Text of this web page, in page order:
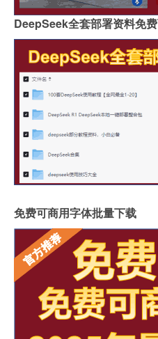
DeepSeek全套部署资料免
免费可商用字体批量下载